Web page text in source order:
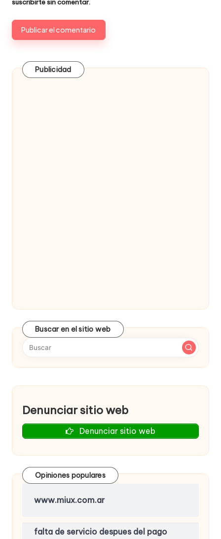
suscribirtesin comentar.
Publicidad
Buscar en el sitio web
Denunciar sitio web
Denunciar sitio web
Opiniones populares
www.miux.com.ar
falta de servicio despues del pago